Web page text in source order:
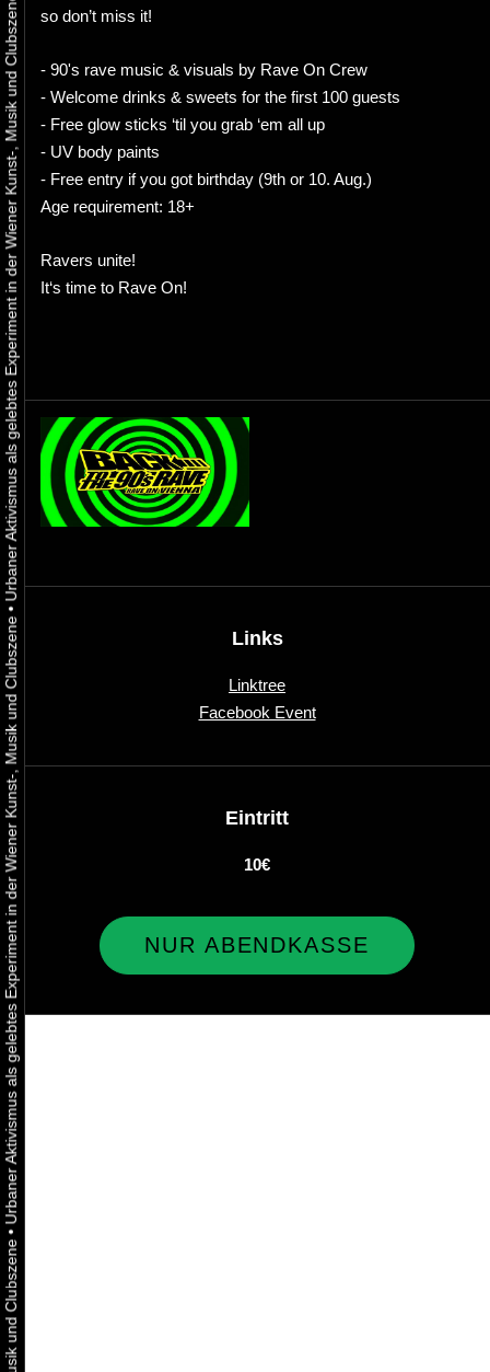
•
Urbaner Aktivismus als gelebtes Experiment in der Wiener Kunst-, Musik und Clubszene
•
Urbaner Aktivismus als gelebtes Experiment in der Wiener Kunst-, Musik und Clubszene
so don’t miss it!
- 90's rave music & visuals by Rave On Crew
- Welcome drinks & sweets for the first 100 guests
- Free glow sticks ‘til you grab ‘em all up
- UV body paints
- Free entry if you got birthday (9th or 10. Aug.)
Age requirement: 18+
Ravers unite!
It‘s time to Rave On!
Links
Linktree
Facebook Event
Eintritt
10€
NUR ABENDKASSE